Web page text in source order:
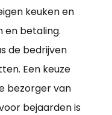
keuken en
en betaling.
de bedrijven
Een keuze
bezorger van
bejaarden is